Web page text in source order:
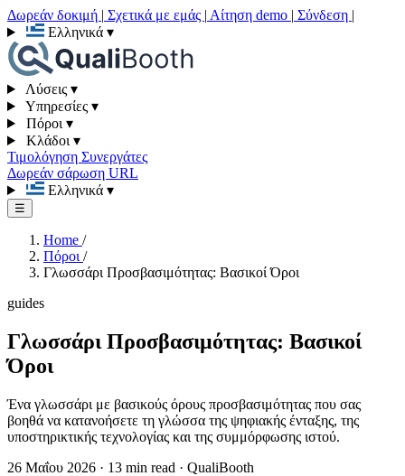
Δωρεάν δοκιμή | Σχετικά με εμάς | Αίτηση demo | Σύνδεση |
Ελληνικά ▾
Λύσεις ▾
Υπηρεσίες ▾
Πόροι ▾
Κλάδοι ▾
Τιμολόγηση Συνεργάτες
Δωρεάν σάρωση URL
Ελληνικά ▾
☰
Home /
Πόροι /
Γλωσσάρι Προσβασιμότητας: Βασικοί Όροι
guides
Γλωσσάρι Προσβασιμότητας: Βασικοί
Όροι
Ένα γλωσσάρι με βασικούς όρους προσβασιμότητας που σας
βοηθά να κατανοήσετε τη γλώσσα της ψηφιακής ένταξης, της
υποστηρικτικής τεχνολογίας και της συμμόρφωσης ιστού.
26 Μαΐου 2026 · 13 min read · QualiBooth